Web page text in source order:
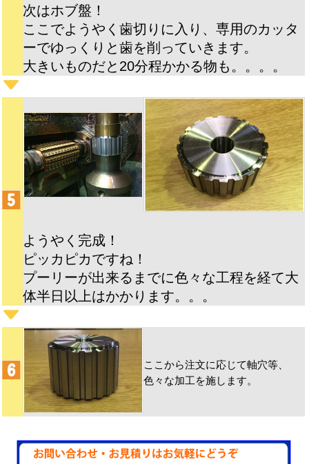
次はホブ盤！
ここでようやく歯切りに入り、専用のカッタ
ーでゆっくりと歯を削っていきます。
大きいものだと20分程かかる物も。。。。
ようやく完成！
ピッカピカですね！
プーリーが出来るまでに色々な工程を経て大
体半日以上はかかります。。。
ここから注文に応じて軸穴等、
色々な加工を施します。